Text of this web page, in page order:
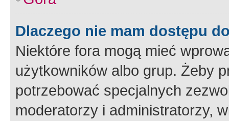
Dlaczego nie mam dostępu
Niektóre fora mogą mieć
użytkowników albo grup. Żeby
potrzebować specjalnych
moderatorzy i administratorzy,